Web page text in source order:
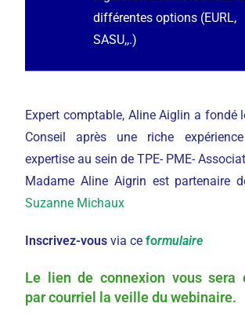
différentes options (EURL,
SASU,,.)
Expert comptable, Aline Aiglin a fondé
Conseil après une riche
expertise au sein de TPE- PME-
Madame Aline Aigrin est partenaire
Suzanne Michaux
Inscrivez-vous via ceformulaire
Le lien de connexion vous sera
par courriel la veille du webinaire.